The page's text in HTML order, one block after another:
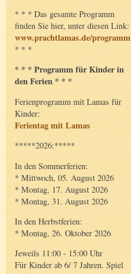
* * * Das gesamte Programm
finden Sie hier, unter diesen Link:
www.prachtlamas.de/programm
* * *
* * * Programm für Kinder in
den Ferien * * *
Ferienprogramm mit Lamas für
Kinder:
Ferientag mit Lamas
*****2026:*****
In den Sommerferien:
* Mittwoch, 05. August 2026
* Montag, 17. August 2026
* Montag, 31. August 2026
In den Herbstferien:
* Montag, 26. Oktober 2026
Jeweils 11:00 - 15:00 Uhr
Für Kinder ab 6/ 7 Jahren. Spiel